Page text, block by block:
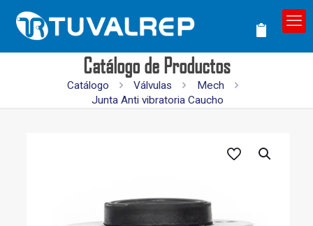
Catálogo de Productos
Catálogo Válvulas
Mech
Junta Anti vibratoria Caucho